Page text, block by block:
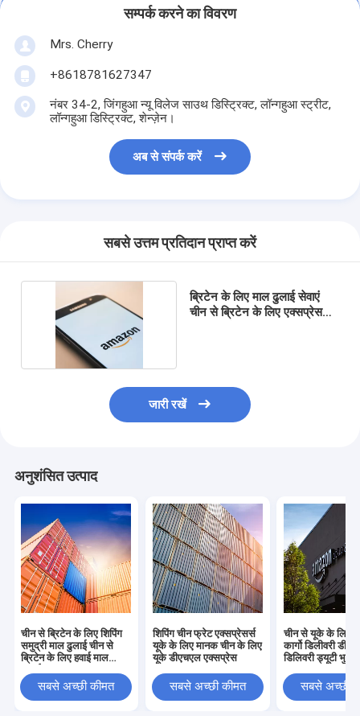
सम्पर्क करने का विवरण
Mrs. Cherry
+8618781627347
नंबर 34-2, जिंगहुआ न्यू विलेज साउथ डिस्ट्रिक्ट, लॉन्गहुआ स्ट्रीट,
लॉन्गहुआ डिस्ट्रिक्ट, शेन्ज़ेन।
अब से संपर्क करें
सबसे उत्तम प्रतिदान प्राप्त करें
ब्रिटेन के लिए माल ढुलाई सेवाएं
चीन से ब्रिटेन के लिए एक्सप्रेस
जारी रखें
अनुशंसित उत्पाद
चीन से ब्रिटेन के लिए शिपिंग
समुद्री माल ढुलाई चीन से
ब्रिटेन के लिए हवाई माल
सबसे अच्छी कीमत
शिपिंग चीन फ्रेट एक्सप्रेसर्स
यूके के लिए मानक चीन के लिए
यूके डीएचएल एक्सप्रेस
सबसे अच्छी कीमत
चीन से यूके के लिए
कार्गो डिलीवरी
डिलिवरी ड्यूटी
सबसे अच्छी